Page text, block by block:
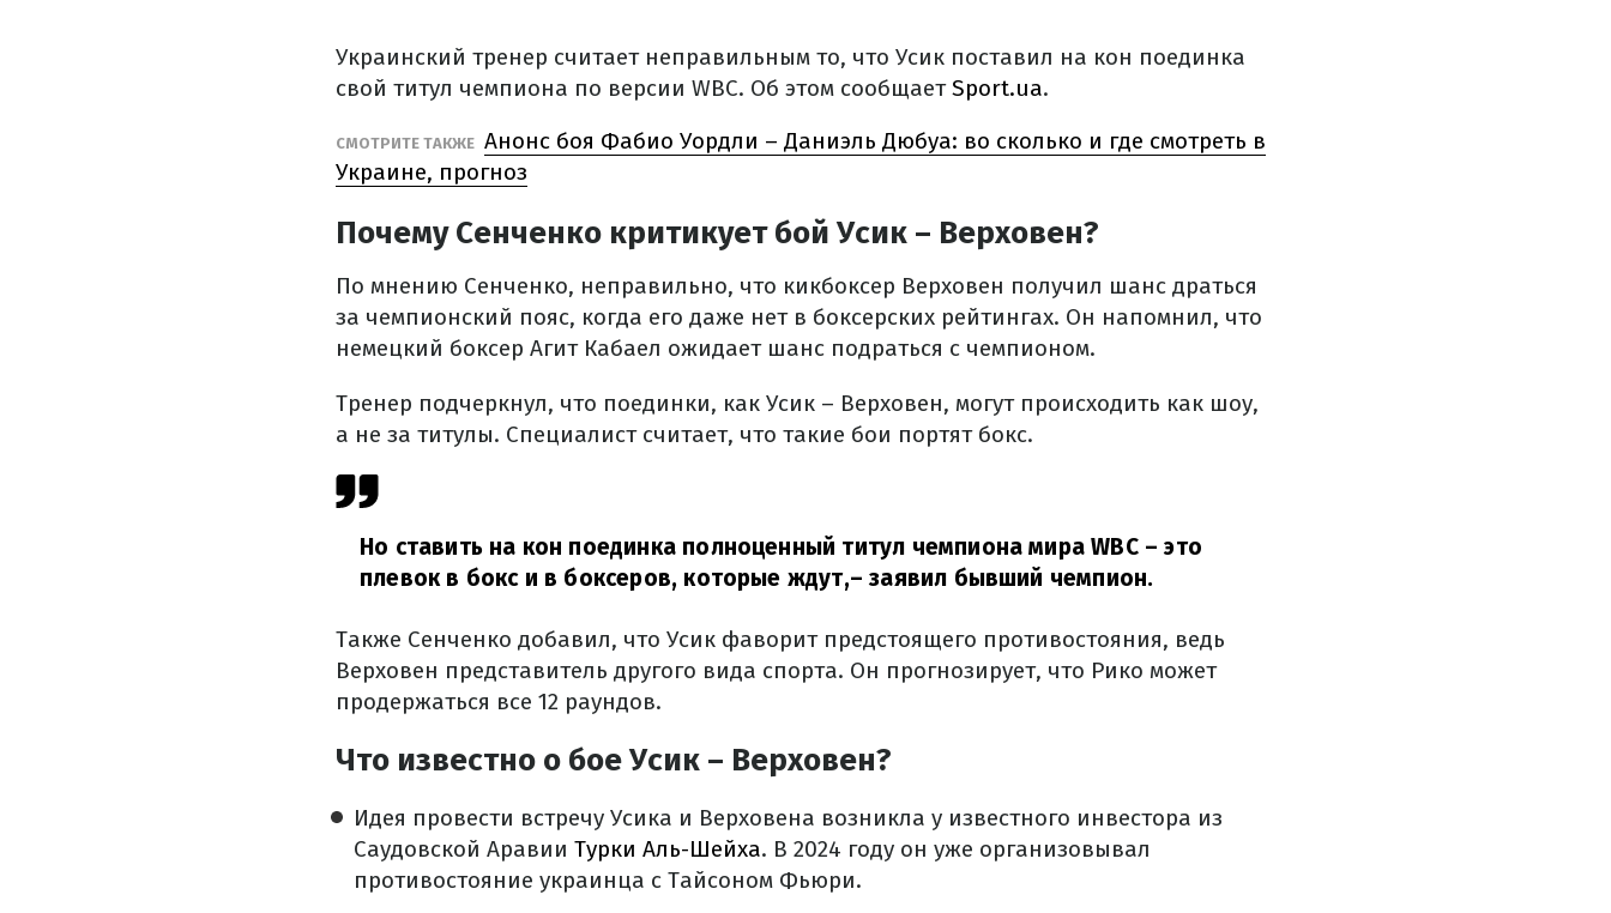
Украинский тренер считает неправильным то, что Усик поставил на кон поединка
свой титул чемпиона по версии WBC. Об этом сообщаетSport.ua.
СМОТРИТЕ ТАКЖЕ Анонс боя Фабио Уордли – Даниэль Дюбуа: во сколько и где смотреть в
Украине, прогноз
Почему Сенченко критикует бой Усик – Верховен?
По мнению Сенченко, неправильно, что кикбоксер Верховен получил шанс драться
за чемпионский пояс, когда его даже нет в боксерских рейтингах. Он напомнил, что
немецкий боксер Агит Кабаел ожидает шанс подраться с чемпионом.
Тренер подчеркнул, что поединки, как Усик – Верховен, могут происходить как шоу,
а не за титулы. Специалист считает, что такие бои портят бокс.
Но ставить на кон поединка полноценный титул чемпиона мира WBC – это
плевок в бокс и в боксеров, которые ждут,– заявил бывший чемпион.
Также Сенченко добавил, что Усик фаворит предстоящего противостояния, ведь
Верховен представитель другого вида спорта. Он прогнозирует, что Рико может
продержаться все 12 раундов.
Что известно о бое Усик – Верховен?
Идея провести встречу Усика и Верховена возникла у известного инвестора из
Саудовской Аравии Турки Аль-Шейха. В 2024 году он уже организовывал
противостояние украинца с Тайсоном Фьюри.